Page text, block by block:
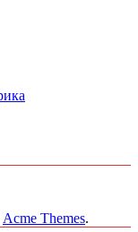
Acme Themes.